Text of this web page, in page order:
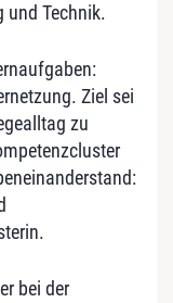
und Technik.
Ziel sei
zu
bei der